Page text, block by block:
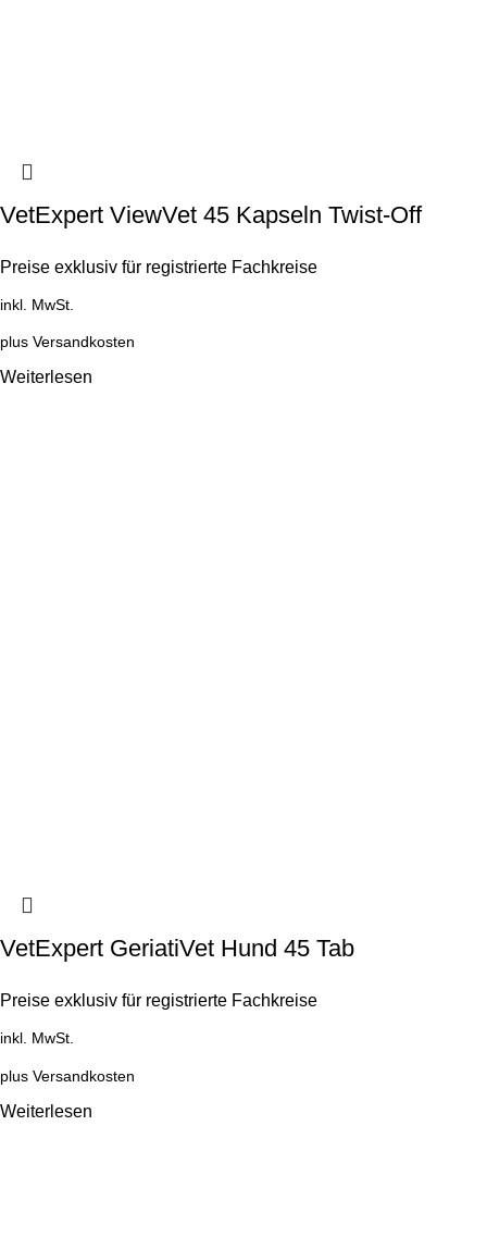
VetExpert ViewVet 45 Kapseln Twist-Off
Preise exklusiv für registrierte Fachkreise
inkl. MwSt.
plus Versandkosten
Weiterlesen
VetExpert GeriatiVet Hund 45 Tab
Preise exklusiv für registrierte Fachkreise
inkl. MwSt.
plus Versandkosten
Weiterlesen